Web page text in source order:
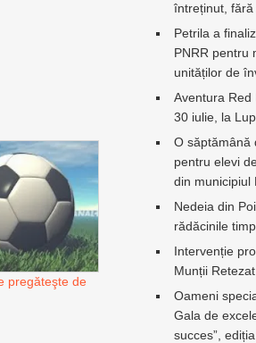
pregăteşte de
întreținut,
Petrila a
PNRR pentru
unităților de
Aventura Red
30 iulie, la
O săptămână
pentru elevi
din municipiul
Nedeia din
rădăcinile
Intervenție
Munții Retezat
Oameni
Gala de
succes”,